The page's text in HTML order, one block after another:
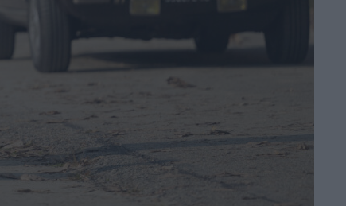
aveva completato
le riprese prima
della morte
il sequel di
Michael: riprese al
via tra fine 2026 e